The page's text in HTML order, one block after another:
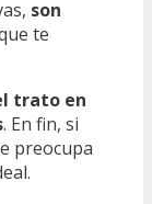
son
te
trato en
. En fin, si
preocupa